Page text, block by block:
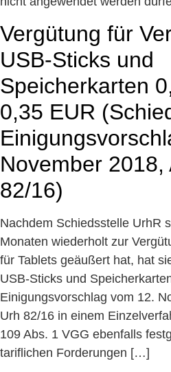
Vergütung für
USB-Sticks und
Speicherkarten
0,35 EUR
November 2018,
82/16)
Nachdem Schiedsstelle UrhR
Monaten wiederholt zur
für Tablets geäußert hat, hat
USB-Sticks und
Einigungsvorschlag vom 12.
Urh 82/16 in einem
109 Abs. 1 VGG ebenfalls
tariflichen Forderungen […]